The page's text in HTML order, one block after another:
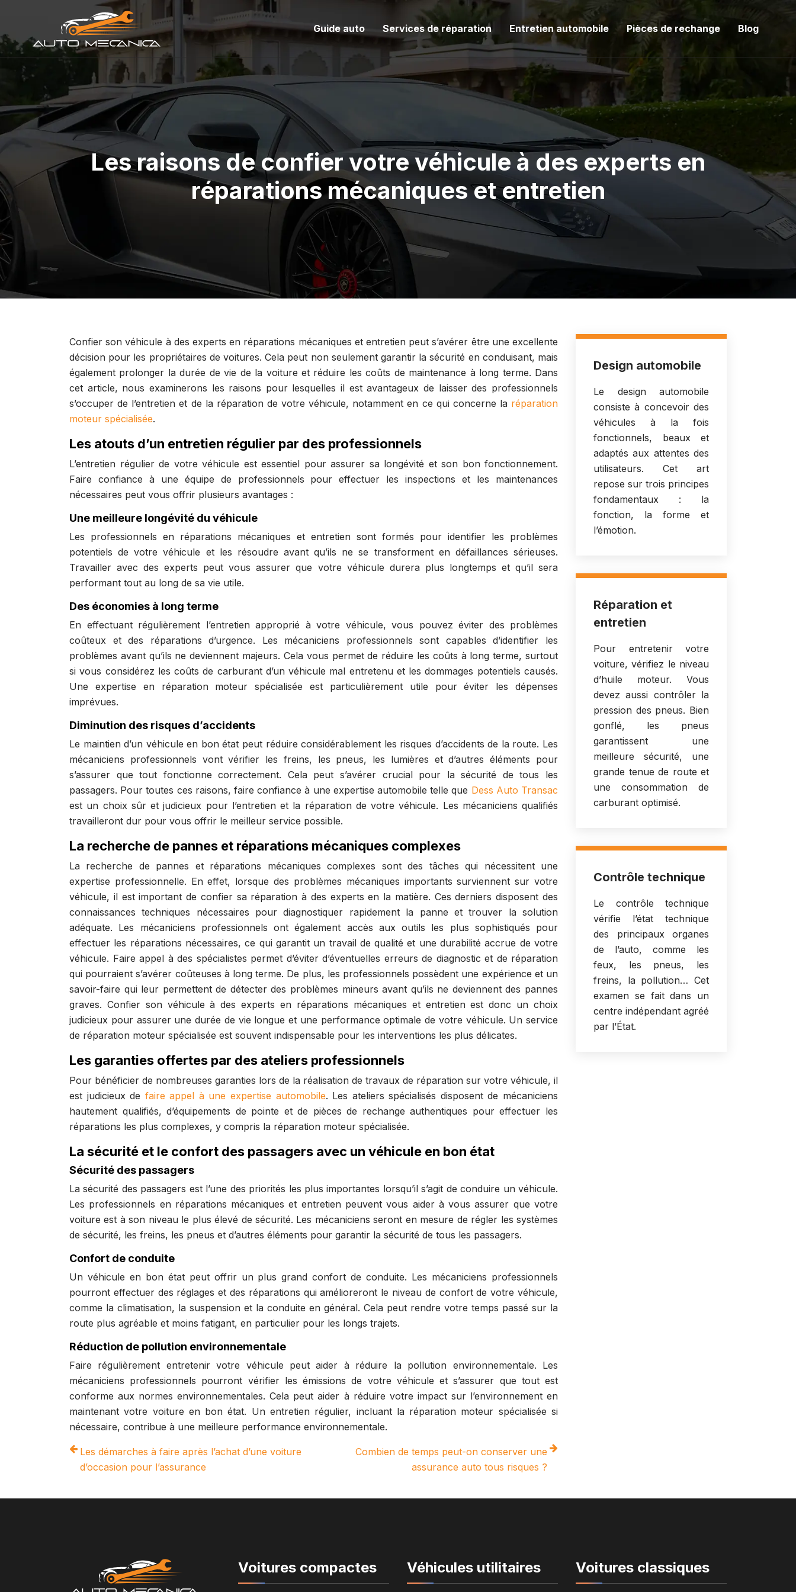
Guide auto Services de réparation Entretien automobile Pièces de rechange Blog
Les raisons de confier votre véhicule à des experts en
réparations mécaniques et entretien
Confier son véhicule à des experts en réparations mécaniques et entretien peut s’avérer être une excellente
décision pour les propriétaires de voitures. Cela peut non seulement garantir la sécurité en conduisant, mais
également prolonger la durée de vie de la voiture et réduire les coûts de maintenance à long terme. Dans
cet article, nous examinerons les raisons pour lesquelles il est avantageux de laisser des professionnels
s’occuper de l’entretien et de la réparation de votre véhicule, notamment en ce qui concerne la réparation
moteur spécialisée.
Les atouts d’un entretien régulier par des professionnels
L’entretien régulier de votre véhicule est essentiel pour assurer sa longévité et son bon fonctionnement.
Faire confiance à une équipe de professionnels pour effectuer les inspections et les maintenances
nécessaires peut vous offrir plusieurs avantages :
Une meilleure longévité du véhicule
Les professionnels en réparations mécaniques et entretien sont formés pour identifier les problèmes
potentiels de votre véhicule et les résoudre avant qu’ils ne se transforment en défaillances sérieuses.
Travailler avec des experts peut vous assurer que votre véhicule durera plus longtemps et qu’il sera
performant tout au long de sa vie utile.
Des économies à long terme
En effectuant régulièrement l’entretien approprié à votre véhicule, vous pouvez éviter des problèmes
coûteux et des réparations d’urgence. Les mécaniciens professionnels sont capables d’identifier les
problèmes avant qu’ils ne deviennent majeurs. Cela vous permet de réduire les coûts à long terme, surtout
si vous considérez les coûts de carburant d’un véhicule mal entretenu et les dommages potentiels causés.
Une expertise en réparation moteur spécialisée est particulièrement utile pour éviter les dépenses
imprévues.
Diminution des risques d’accidents
Le maintien d’un véhicule en bon état peut réduire considérablement les risques d’accidents de la route. Les
mécaniciens professionnels vont vérifier les freins, les pneus, les lumières et d’autres éléments pour
s’assurer que tout fonctionne correctement. Cela peut s’avérer crucial pour la sécurité de tous les
passagers. Pour toutes ces raisons, faire confiance à une expertise automobile telle que Dess Auto Transac
est un choix sûr et judicieux pour l’entretien et la réparation de votre véhicule. Les mécaniciens qualifiés
travailleront dur pour vous offrir le meilleur service possible.
La recherche de pannes et réparations mécaniques complexes
La recherche de pannes et réparations mécaniques complexes sont des tâches qui nécessitent une
expertise professionnelle. En effet, lorsque des problèmes mécaniques importants surviennent sur votre
véhicule, il est important de confier sa réparation à des experts en la matière. Ces derniers disposent des
connaissances techniques nécessaires pour diagnostiquer rapidement la panne et trouver la solution
adéquate. Les mécaniciens professionnels ont également accès aux outils les plus sophistiqués pour
effectuer les réparations nécessaires, ce qui garantit un travail de qualité et une durabilité accrue de votre
véhicule. Faire appel à des spécialistes permet d’éviter d’éventuelles erreurs de diagnostic et de réparation
qui pourraient s’avérer coûteuses à long terme. De plus, les professionnels possèdent une expérience et un
savoir-faire qui leur permettent de détecter des problèmes mineurs avant qu’ils ne deviennent des pannes
graves. Confier son véhicule à des experts en réparations mécaniques et entretien est donc un choix
judicieux pour assurer une durée de vie longue et une performance optimale de votre véhicule. Un service
de réparation moteur spécialisée est souvent indispensable pour les interventions les plus délicates.
Les garanties offertes par des ateliers professionnels
Pour bénéficier de nombreuses garanties lors de la réalisation de travaux de réparation sur votre véhicule, il
est judicieux de faire appel à une expertise automobile. Les ateliers spécialisés disposent de mécaniciens
hautement qualifiés, d’équipements de pointe et de pièces de rechange authentiques pour effectuer les
réparations les plus complexes, y compris la réparation moteur spécialisée.
La sécurité et le confort des passagers avec un véhicule en bon état
Sécurité des passagers
La sécurité des passagers est l’une des priorités les plus importantes lorsqu’il s’agit de conduire un véhicule.
Les professionnels en réparations mécaniques et entretien peuvent vous aider à vous assurer que votre
voiture est à son niveau le plus élevé de sécurité. Les mécaniciens seront en mesure de régler les systèmes
de sécurité, les freins, les pneus et d’autres éléments pour garantir la sécurité de tous les passagers.
Confort de conduite
Un véhicule en bon état peut offrir un plus grand confort de conduite. Les mécaniciens professionnels
pourront effectuer des réglages et des réparations qui amélioreront le niveau de confort de votre véhicule,
comme la climatisation, la suspension et la conduite en général. Cela peut rendre votre temps passé sur la
route plus agréable et moins fatigant, en particulier pour les longs trajets.
Réduction de pollution environnementale
Faire régulièrement entretenir votre véhicule peut aider à réduire la pollution environnementale. Les
mécaniciens professionnels pourront vérifier les émissions de votre véhicule et s’assurer que tout est
conforme aux normes environnementales. Cela peut aider à réduire votre impact sur l’environnement en
maintenant votre voiture en bon état. Un entretien régulier, incluant la réparation moteur spécialisée si
nécessaire, contribue à une meilleure performance environnementale.
Les démarches à faire après l’achat d’une voiture
d’occasion pour l’assurance
Combien de temps peut-on conserver une
assurance auto tous risques ?
Design automobile
Le design automobile
consiste à concevoir des
véhicules à la fois
fonctionnels, beaux et
adaptés aux attentes des
utilisateurs. Cet art
repose sur trois principes
fondamentaux : la
fonction, la forme et
l’émotion.
Réparation et
entretien
Pour entretenir votre
voiture, vérifiez le niveau
d’huile moteur. Vous
devez aussi contrôler la
pression des pneus. Bien
gonflé, les pneus
garantissent une
meilleure sécurité, une
grande tenue de route et
une consommation de
carburant optimisé.
Contrôle technique
Le contrôle technique
vérifie l’état technique
des principaux organes
de l’auto, comme les
feux, les pneus, les
freins, la pollution… Cet
examen se fait dans un
centre indépendant agréé
par l’État.
Voitures compactes Véhicules utilitaires Voitures classiques